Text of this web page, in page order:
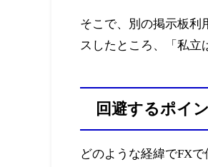
そこで、別の掲示板利
スしたところ、「私立
回避するポイ
どのような経緯でFX